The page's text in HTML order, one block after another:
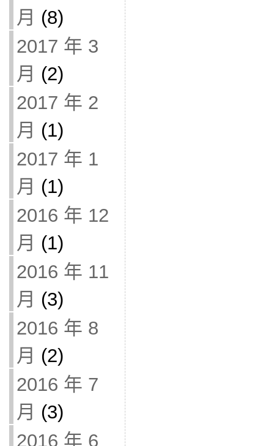
月 (8)
2017 年 3
月 (2)
2017 年 2
月 (1)
2017 年 1
月 (1)
2016 年 12
月 (1)
2016 年 11
月 (3)
2016 年 8
月 (2)
2016 年 7
月 (3)
2016 年 6